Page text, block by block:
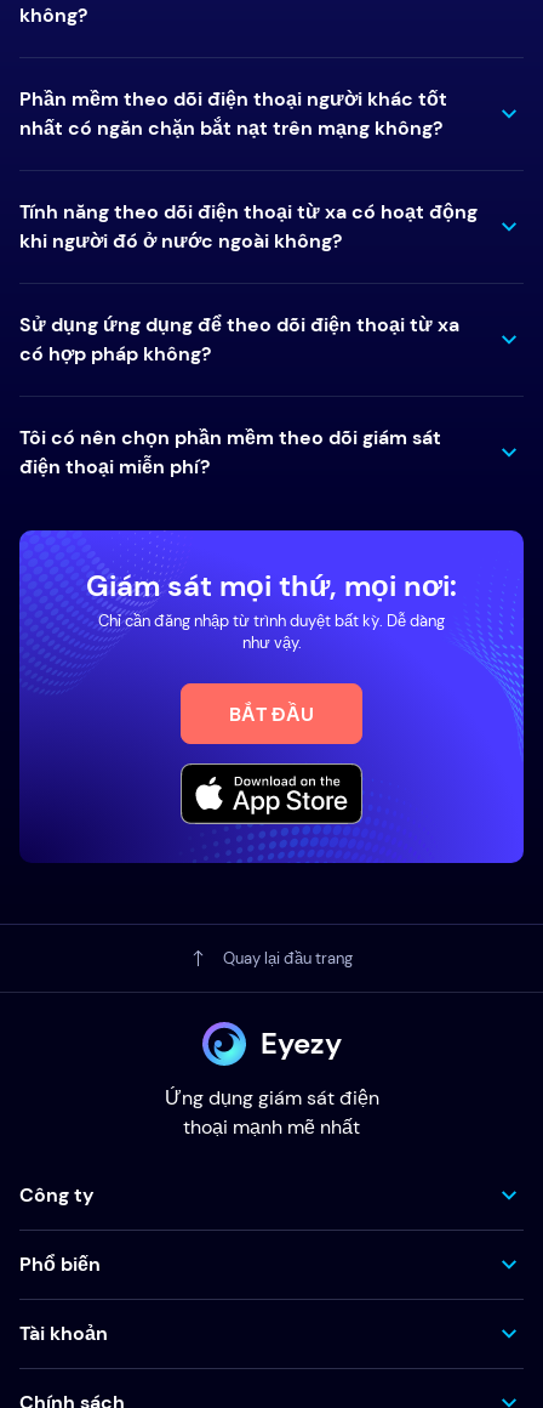
không?
Phần mềm theo dõi điện thoại người khác tốt
nhất có ngăn chặn bắt nạt trên mạng không?
Tính năng theo dõi điện thoại từ xa có hoạt động
khi người đó ở nước ngoài không?
Sử dụng ứng dụng để theo dõi điện thoại từ xa
có hợp pháp không?
Tôi có nên chọn phần mềm theo dõi giám sát
điện thoại miễn phí?
Giám sát mọi thứ, mọi nơi:
Chỉ cần đăng nhập từ trình duyệt bất kỳ. Dễ dàng
như vậy.
BẮT ĐẦU
Quay lại đầu trang
Eyezy
Ứng dụng giám sát điện
thoại mạnh mẽ nhất
Công ty
Phổ biến
Tài khoản
Chính sách